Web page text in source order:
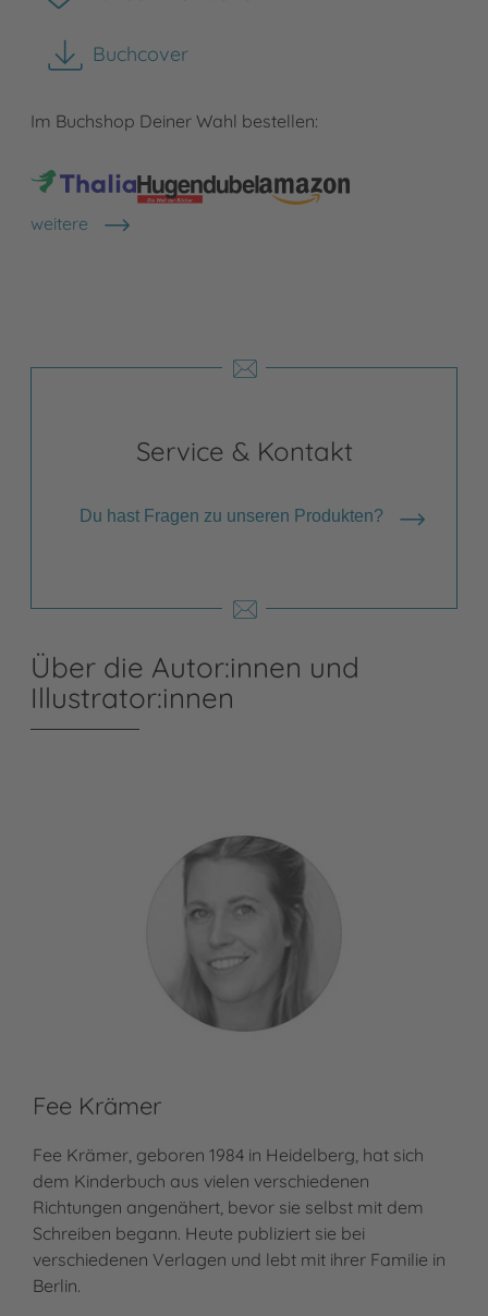
Buchcover
herunterladen
Im Buchshop Deiner Wahl bestellen:
weitere
Shops anzeigen
Service & Kontakt
Du hast Fragen zu unseren Produkten?
Über die Autor:innen und
Illustrator:innen
Fee Krämer
Fee Krämer, geboren 1984 in Heidelberg, hat sich
dem Kinderbuch aus vielen verschiedenen
Richtungen angenähert, bevor sie selbst mit dem
Schreiben begann. Heute publiziert sie bei
verschiedenen Verlagen und lebt mit ihrer Familie in
Berlin.